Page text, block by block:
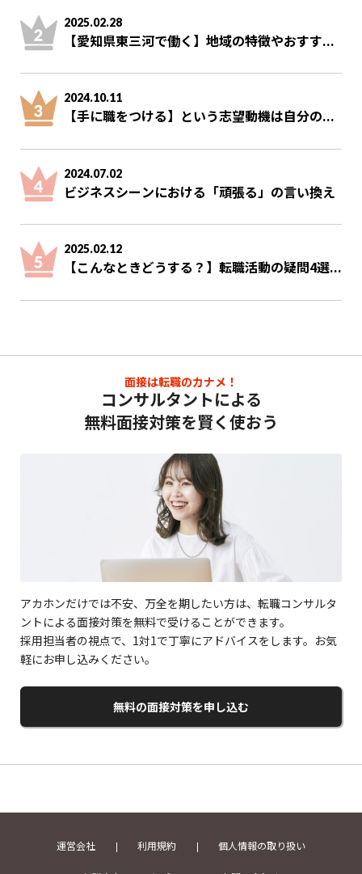
2025.02.28
【愛知県東三河で働く】地域の特徴やおすす...
2024.10.11
【手に職をつける】という志望動機は自分の...
2024.07.02
ビジネスシーンにおける「頑張る」の言い換え
2025.02.12
【こんなときどうする？】転職活動の疑問4選...
面接は転職のカナメ！
コンサルタントによる
無料面接対策を賢く使おう
アカホンだけでは不安、万全を期したい方は、転職コンサルタ
ントによる面接対策を無料で受けることができます。
採用担当者の視点で、1対1で丁寧にアドバイスをします。お気
軽にお申し込みください。
無料の面接対策を申し込む
運営会社 利用規約 個人情報の取り扱い